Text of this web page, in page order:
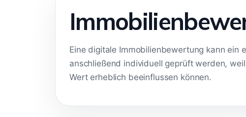
Eine digitale Immobilienbewertung kann ein
anschließend individuell geprüft werden,
Wert erheblich beeinflussen können.